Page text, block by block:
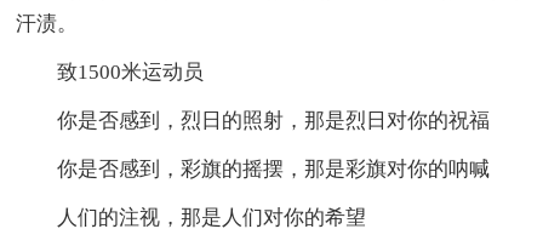
汗渍。
致1500米运动员
你是否感到，烈日的照射，那是烈日对你的祝福
你是否感到，彩旗的摇摆，那是彩旗对你的呐喊
人们的注视，那是人们对你的希望